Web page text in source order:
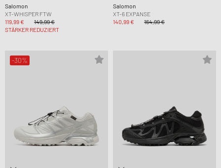
Salomon
XT-WHISPER FTW
119,99 €
149,99 €
STÄRKER REDUZIERT
Salomon
XT-6 EXPANSE
140,99 €
164,99 €
-30%